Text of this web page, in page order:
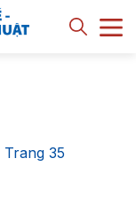
Trang 35